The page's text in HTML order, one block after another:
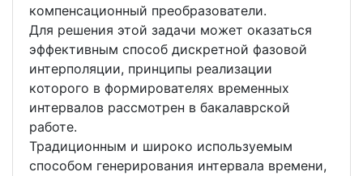
компенсационный преобразователи.
Для решения этой задачи может оказаться
эффективным способ дискретной фазовой
интерполяции, принципы реализации
которого в формирователях временных
интервалов рассмотрен в бакалаврской
работе.
Традиционным и широко используемым
способом генерирования интервала времени,